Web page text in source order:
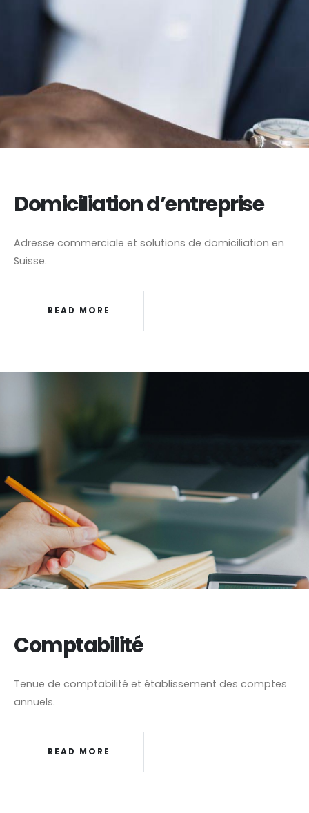
Domiciliation d’entreprise
Adresse commerciale et solutions de domiciliation en
Suisse.
READ MORE
Comptabilité
Tenue de comptabilité et établissement des comptes
annuels.
READ MORE